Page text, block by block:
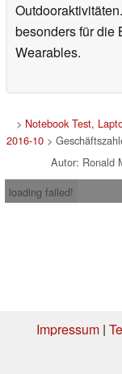
besonders für die
Wearables.
> Notebook Test,
2016-10>
Autor: Ronald
loading failed!
Impressum|